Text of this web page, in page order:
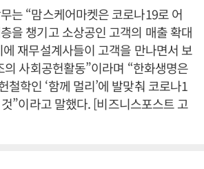
는 “맘스케어마켓은 코로나19로 어
을 챙기고 소상공인 고객의 매출 확대
재무설계사들이 고객을 만나면서 보
사회공헌활동”이라며 “한화생명은
철학인 ‘함께 멀리’에 발맞춰 코로나1
”이라고 말했다. [비즈니스포스트 고